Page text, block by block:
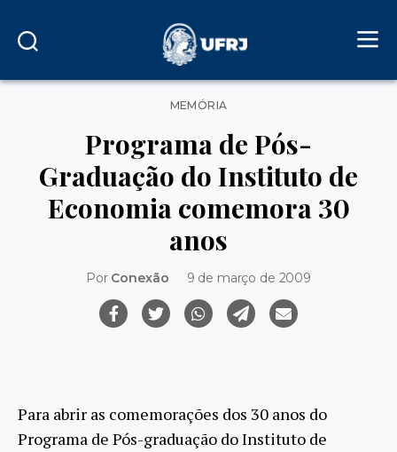
Categorias
MEMÓRIA
Programa de Pós-
Graduação do Instituto de
Economia comemora 30
anos
Por Conexão 9 de março de 2009
Para abrir as comemorações dos 30 anos do
Programa de Pós-graduação do Instituto de